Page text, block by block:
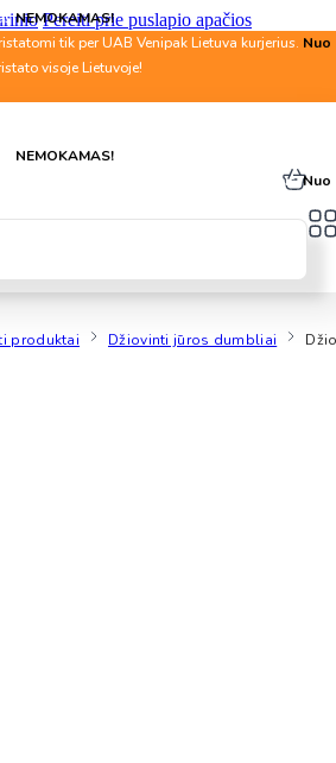
Pereiti prie puslapio apačios
NEMOKAMAS!
tik per UAB Venipak Lietuva kurjerius. Nuo
visoje Lietuvoje!
NEMOKAMAS!
tik per UAB Venipak Lietuva kurjerius.Nuo
produktai Džiovinti jūros dumbliai